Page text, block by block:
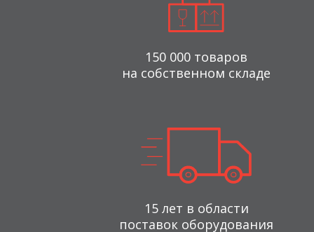
150 000 товаров
на собственном складе
15 лет в области
поставок оборудования